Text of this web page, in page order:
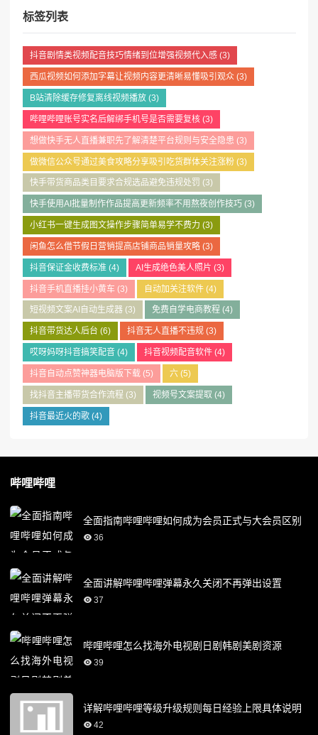
标签列表
抖音剧情类视频配音技巧情绪到位增强视频代入感(3)
西瓜视频如何添加字幕让视频内容更清晰易懂吸引观众(3)
B站清除缓存修复离线视频播放(3)
哔哩哔哩账号实名后解绑手机号是否需要复核(3)
想做快手无人直播兼职先了解清楚平台规则与安全隐患 (3)
做微信公众号通过美食攻略分享吸引吃货群体关注涨粉(3)
快手带货商品类目要求合规选品避免违规处罚 (3)
快手使用AI批量制作作品提高更新频率不用熬夜创作技巧 (3)
小红书一键生成图文操作步骤简单易学不费力 (3)
闲鱼怎么借节假日营销提高店铺商品销量攻略(3)
抖音保证金收费标准(4) AI生成绝色美人照片 (3)
抖音手机直播挂小黄车(3) 自动加关注软件 (4)
短视频文案AI自动生成器(3) 免费自学电商教程 (4)
抖音带货达人后台 (6) 抖音无人直播不违规 (3)
哎呀妈呀抖音搞笑配音(4) 抖音视频配音软件 (4)
抖音自动点赞神器电脑版下载(5) 六 (5)
找抖音主播带货合作流程 (3) 视频号文案提取 (4)
抖音最近火的歌(4)
哔哩哔哩
全面指南哔哩哔哩如何成为会员正式与大会员区别
36
全面讲解哔哩哔哩弹幕永久关闭不再弹出设置
37
哔哩哔哩怎么找海外电视剧日剧韩剧美剧资源
39
详解哔哩哔哩等级升级规则每日经验上限具体说明
42